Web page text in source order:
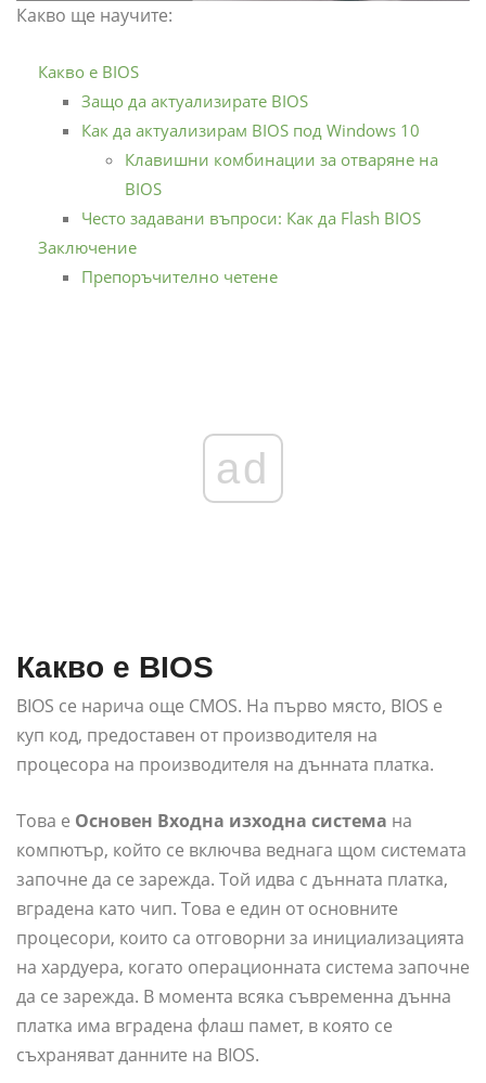
Какво ще научите:
Какво е BIOS
Защо да актуализирате BIOS
Как да актуализирам BIOS под Windows 10
Клавишни комбинации за отваряне на
BIOS
Често задавани въпроси: Как да Flash BIOS
Заключение
Препоръчително четене
ad
Какво е BIOS
BIOS се нарича още CMOS. На първо място, BIOS е
куп код, предоставен от производителя на
процесора на производителя на дънната платка.
Това е Основен Входна изходна система на
компютър, който се включва веднага щом системата
започне да се зарежда. Той идва с дънната платка,
вградена като чип. Това е един от основните
процесори, които са отговорни за инициализацията
на хардуера, когато операционната система започне
да се зарежда. В момента всяка съвременна дънна
платка има вградена флаш памет, в която се
съхраняват данните на BIOS.